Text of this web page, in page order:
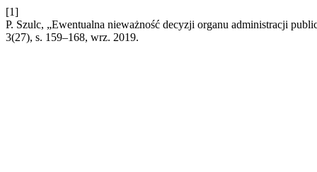
[1]
P. Szulc, „Ewentualna nieważność decyzji organu administracji
3(27), s. 159–168, wrz. 2019.